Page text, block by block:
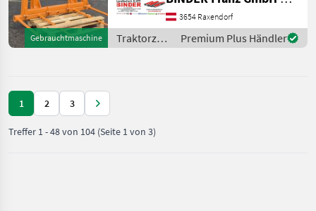
Gebrauchtmaschine
robuster Ausführung ✔️ mit
Euro-Norm Aufnahme ✔️
Zinken hydraulisch
klappbar ✔️ mi
3654 Raxendorf
Traktorzubehör
/ Hauer
Premium Plus Händler
1 2 3
Treffer 1-48von 104 (Seite 1 von 3)